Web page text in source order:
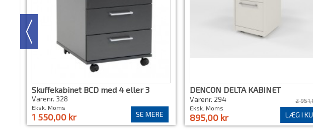
Skuffekabinet BCD med 4 eller 3
skuffer. 1 med hængemappe...
Varenr. 328
Eksk. Moms
1 550,00 kr SE MERE
DENCON DELTA KABINET
Varenr. 294
Eksk. Moms
895,00 kr
2
LÆG I